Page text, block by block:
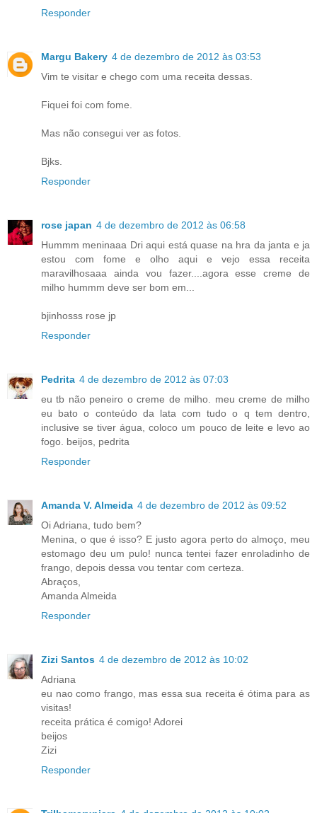
Responder
Margu Bakery 4 de dezembro de 2012 às 03:53
Vim te visitar e chego com uma receita dessas.
Fiquei foi com fome.
Mas não consegui ver as fotos.
Bjks.
Responder
rose japan 4 de dezembro de 2012 às 06:58
Hummm meninaaa Dri aqui está quase na hra da janta e ja
estou com fome e olho aqui e vejo essa receita
maravilhosaaa ainda vou fazer....agora esse creme de
milho hummm deve ser bom em...
bjinhosss rose jp
Responder
Pedrita 4 de dezembro de 2012 às 07:03
eu tb não peneiro o creme de milho. meu creme de milho
eu bato o conteúdo da lata com tudo o q tem dentro,
inclusive se tiver água, coloco um pouco de leite e levo ao
fogo. beijos, pedrita
Responder
Amanda V. Almeida 4 de dezembro de 2012 às 09:52
Oi Adriana, tudo bem?
Menina, o que é isso? E justo agora perto do almoço, meu
estomago deu um pulo! nunca tentei fazer enroladinho de
frango, depois dessa vou tentar com certeza.
Abraços,
Amanda Almeida
Responder
Zizi Santos 4 de dezembro de 2012 às 10:02
Adriana
eu nao como frango, mas essa sua receita é ótima para as
visitas!
receita prática é comigo! Adorei
beijos
Zizi
Responder